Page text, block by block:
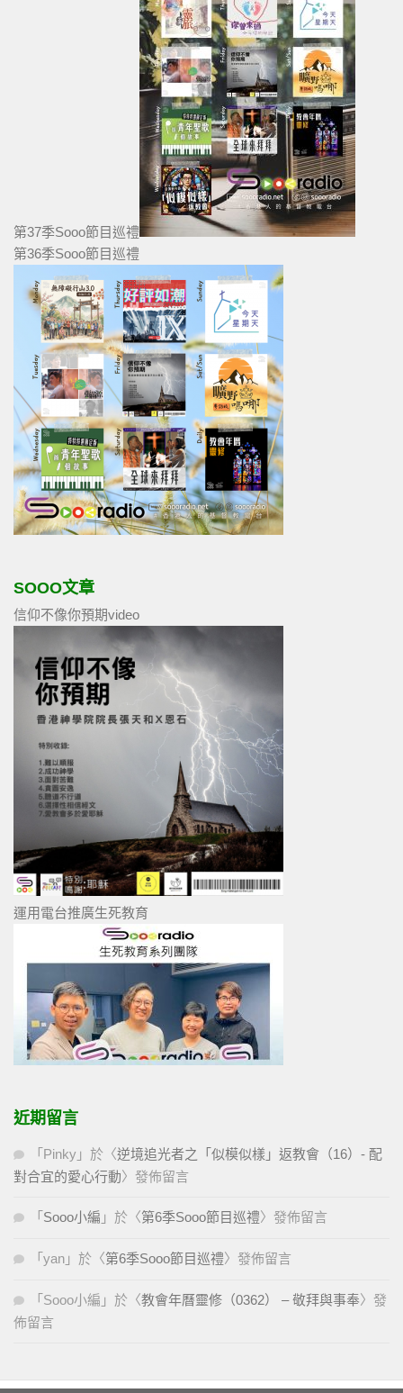
第37季Sooo節目巡禮
第36季Sooo節目巡禮
SOOO文章
信仰不像你預期video
運用電台推廣生死教育
近期留言
「 Pinky 」於〈逆境追光者之「似模似樣」返教會（16）- 配
對合宜的愛心行動〉發佈留言
「 Sooo小編 」於〈第6季Sooo節目巡禮〉發佈留言
「 yan 」於〈第6季Sooo節目巡禮〉發佈留言
「 Sooo小編 」於〈教會年曆靈修（0362） – 敬拜與事奉〉發
佈留言